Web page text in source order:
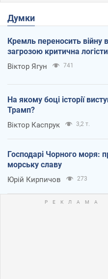
Думки
Кремль переносить війну
загрозою критична
Віктор Ягун 741
На якому боці історії
Трамп?
Віктор Каспрук 3,2 т.
Господарі Чорного моря:
морську славу
Юрій Кирпичов 273